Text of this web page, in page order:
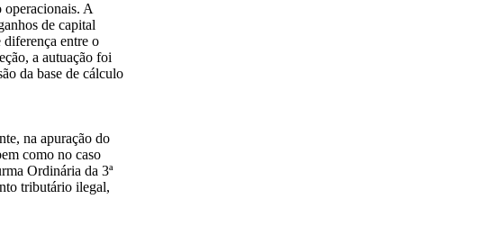
operacionais. A
de capital
diferença entre o
a autuação foi
da base de cálculo
na apuração do
como no caso
Ordinária da 3ª
tributário ilegal,